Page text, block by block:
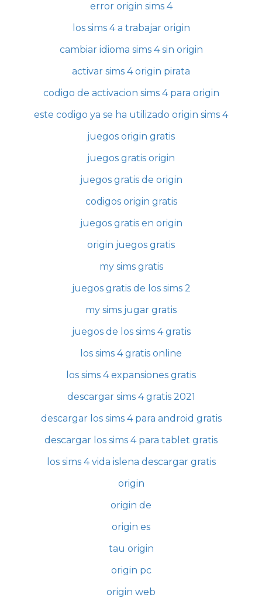
error origin sims 4
los sims 4 a trabajar origin
cambiar idioma sims 4 sin origin
activar sims 4 origin pirata
codigo de activacion sims 4 para origin
este codigo ya se ha utilizado origin sims 4
juegos origin gratis
juegos gratis origin
juegos gratis de origin
codigos origin gratis
juegos gratis en origin
origin juegos gratis
my sims gratis
juegos gratis de los sims 2
my sims jugar gratis
juegos de los sims 4 gratis
los sims 4 gratis online
los sims 4 expansiones gratis
descargar sims 4 gratis 2021
descargar los sims 4 para android gratis
descargar los sims 4 para tablet gratis
los sims 4 vida islena descargar gratis
origin
origin de
origin es
tau origin
origin pc
origin web